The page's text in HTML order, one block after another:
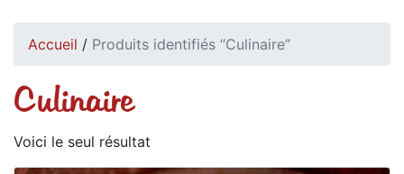
Accueil / Produits identifiés “Culinaire”
Culinaire
Voici le seul résultat